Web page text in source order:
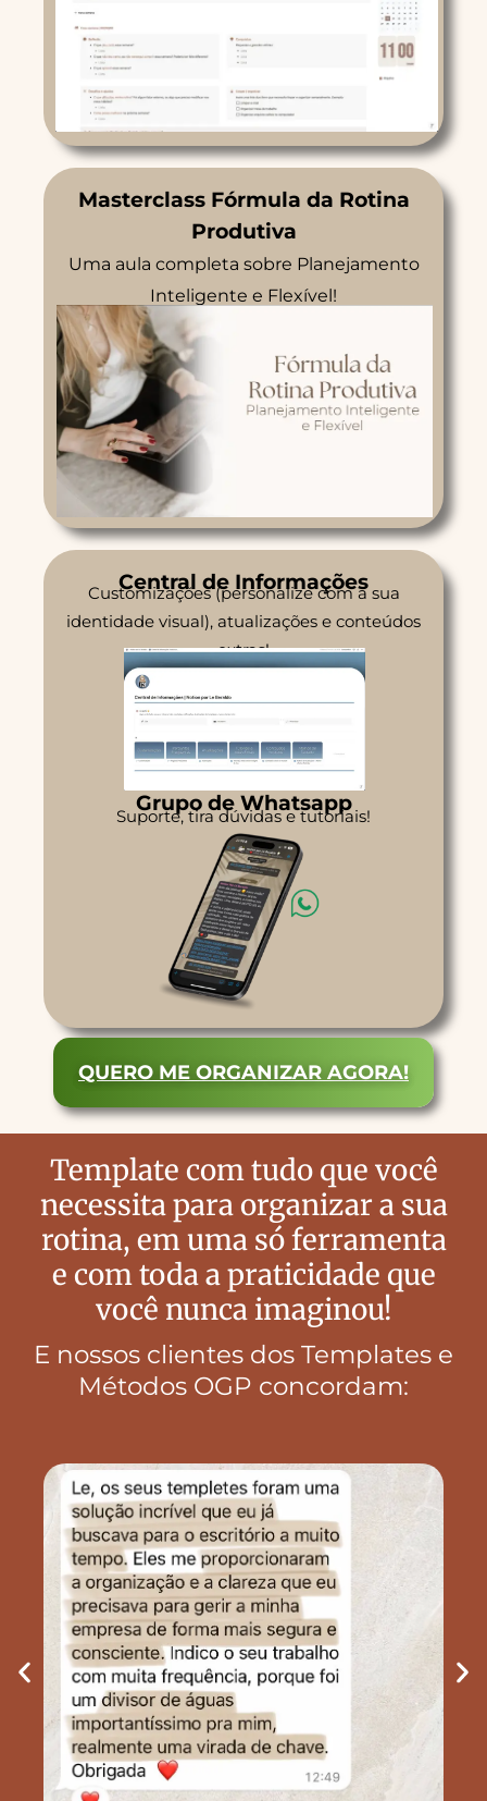
Masterclass Fórmula da Rotina
Produtiva
Uma aula completa sobre Planejamento
Inteligente e Flexível!
Central de Informações
Customizações (personalize com a sua
identidade visual), atualizações e conteúdos
extras!
Grupo de Whatsapp
Suporte, tira dúvidas e tutoriais!
QUERO ME ORGANIZAR AGORA!
Template com tudo que você
necessita para organizar a sua
rotina, em uma só ferramenta
e com toda a praticidade que
você nunca imaginou!
E nossos clientes dos Templates e
Métodos OGP concordam: